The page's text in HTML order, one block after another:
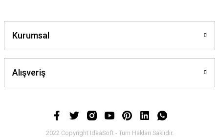
Kurumsal
Alışveriş
2022 Copyright IdeaSoft - Tüm Hakları Saklıdır.